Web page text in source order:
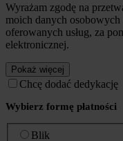
Wyrażam zgodę na
moich danych
oferowanych usług, za
elektronicznej.
Pokaż więcej
Chcę dodać dedykację
Wybierz formę płatności
Blik